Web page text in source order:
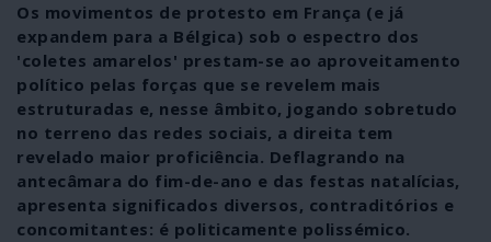
Os movimentos de protesto em França (e já
expandem para a Bélgica) sob o espectro dos
'coletes amarelos' prestam-se ao aproveitamento
político pelas forças que se revelem mais
estruturadas e, nesse âmbito, jogando sobretudo
no terreno das redes sociais, a direita tem
revelado maior proficiência. Deflagrando na
antecâmara do fim-de-ano e das festas natalícias,
apresenta significados diversos, contraditórios e
concomitantes: é politicamente polissémico.